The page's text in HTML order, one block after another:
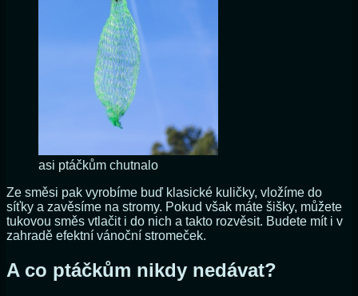
asi ptáčkům chutnalo
Ze směsi pak vyrobíme buď klasické kuličky, vložíme do
síťky a zavěsíme na stromy. Pokud však máte šišky, můžete
tukovou směs vtlačit i do nich a takto rozvěsit. Budete mít i v
zahradě efektní vánoční stromeček.
A co ptáčkům nikdy nedávat?